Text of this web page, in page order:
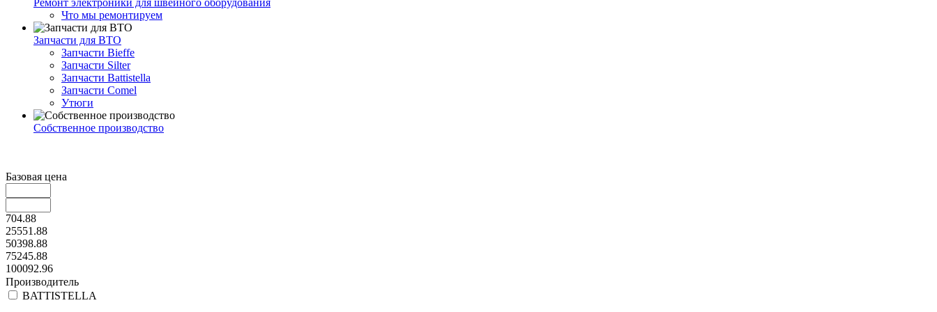
Что мы ремонтируем
Запчасти для ВТО
Запчасти Bieffe
Запчасти Silter
Запчасти Battistella
Запчасти Comel
Утюги
Собственное производство
Базовая цена
704.88
25551.88
50398.88
75245.88
100092.96
Производитель
BATTISTELLA